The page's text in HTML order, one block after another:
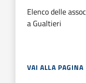
Elenco delle
a Gualtieri
VAI ALLA PAGINA